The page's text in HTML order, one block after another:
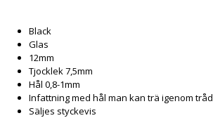
Black
Glas
12mm
Tjocklek 7,5mm
Hål 0,8-1mm
Infattning med hål man kan trä igenom tråd
Säljes styckevis